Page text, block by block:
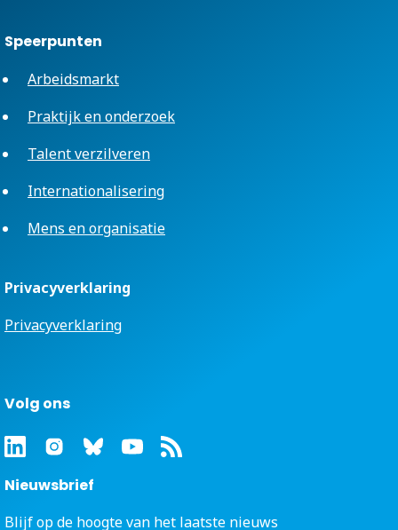
Speerpunten
Arbeidsmarkt
Praktijk en onderzoek
Talent verzilveren
Internationalisering
Mens en organisatie
Privacyverklaring
Privacyverklaring
Volg ons
Nieuwsbrief
Blijf op de hoogte van het laatste nieuws